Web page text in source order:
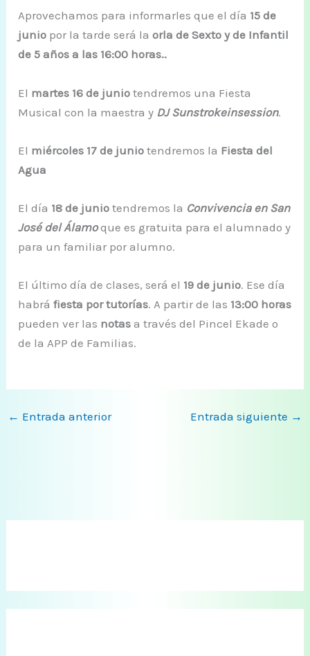
Aprovechamos para informarles que el día 15 de
junio por la tarde será la orla de Sexto y de Infantil
de 5 años a las 16:00 horas..
El martes 16 de junio tendremos una Fiesta
Musical con la maestra y DJ Sunstrokeinsession.
El miércoles 17 de junio tendremos la Fiesta del
Agua
El día 18 de junio tendremos la Convivencia en San
José del Álamoque es gratuita para el alumnado y
para un familiar por alumno.
El último día de clases, será el 19 de junio. Ese día
habráfiesta por tutorías. A partir de las 13:00 horas
pueden ver las notas a través del Pincel Ekade o
de la APP de Familias.
← Entrada anterior Entrada siguiente →